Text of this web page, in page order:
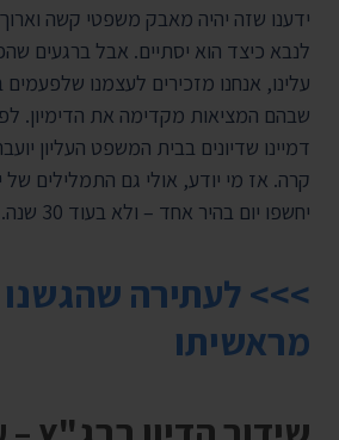
ידענו שזה יהיה מאבק משפטי קשה
לנבא כיצד הוא יסתיים. אבל ברגעים
עלינו, אנחנו מזכירים לעצמנו שלפעמים
שבהם המציאות מקדימה את הדימיון.
דמיינו שדיונים בבית המשפט העליון
קרה. אז מי יודע, אולי גם התמלילים
יחשפו יום בהיר אחד – ולא בעוד 30 שנה.
>>> לעתירה שהגשנו
מראשיתו